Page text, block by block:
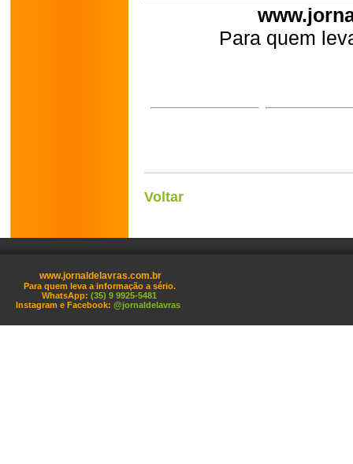
Para quem
Voltar
www.jornaldelavras.com.br
Para quem leva a informação a sério.
WhatsApp: (35) 9 9925-5481
Instagram e Facebook: @jornaldelavras